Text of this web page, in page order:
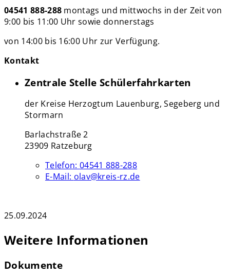
04541 888-288 montags und mittwochs in der Zeit von
9:00 bis 11:00 Uhr sowie donnerstags
von 14:00 bis 16:00 Uhr zur Verfügung.
Kontakt
Zentrale Stelle Schülerfahrkarten
der Kreise Herzogtum Lauenburg, Segeberg und
Stormarn
Barlachstraße 2
23909 Ratzeburg
Telefon: 04541 888-288
E-Mail: olav@kreis-rz.de
25.09.2024
Weitere Informationen
Dokumente